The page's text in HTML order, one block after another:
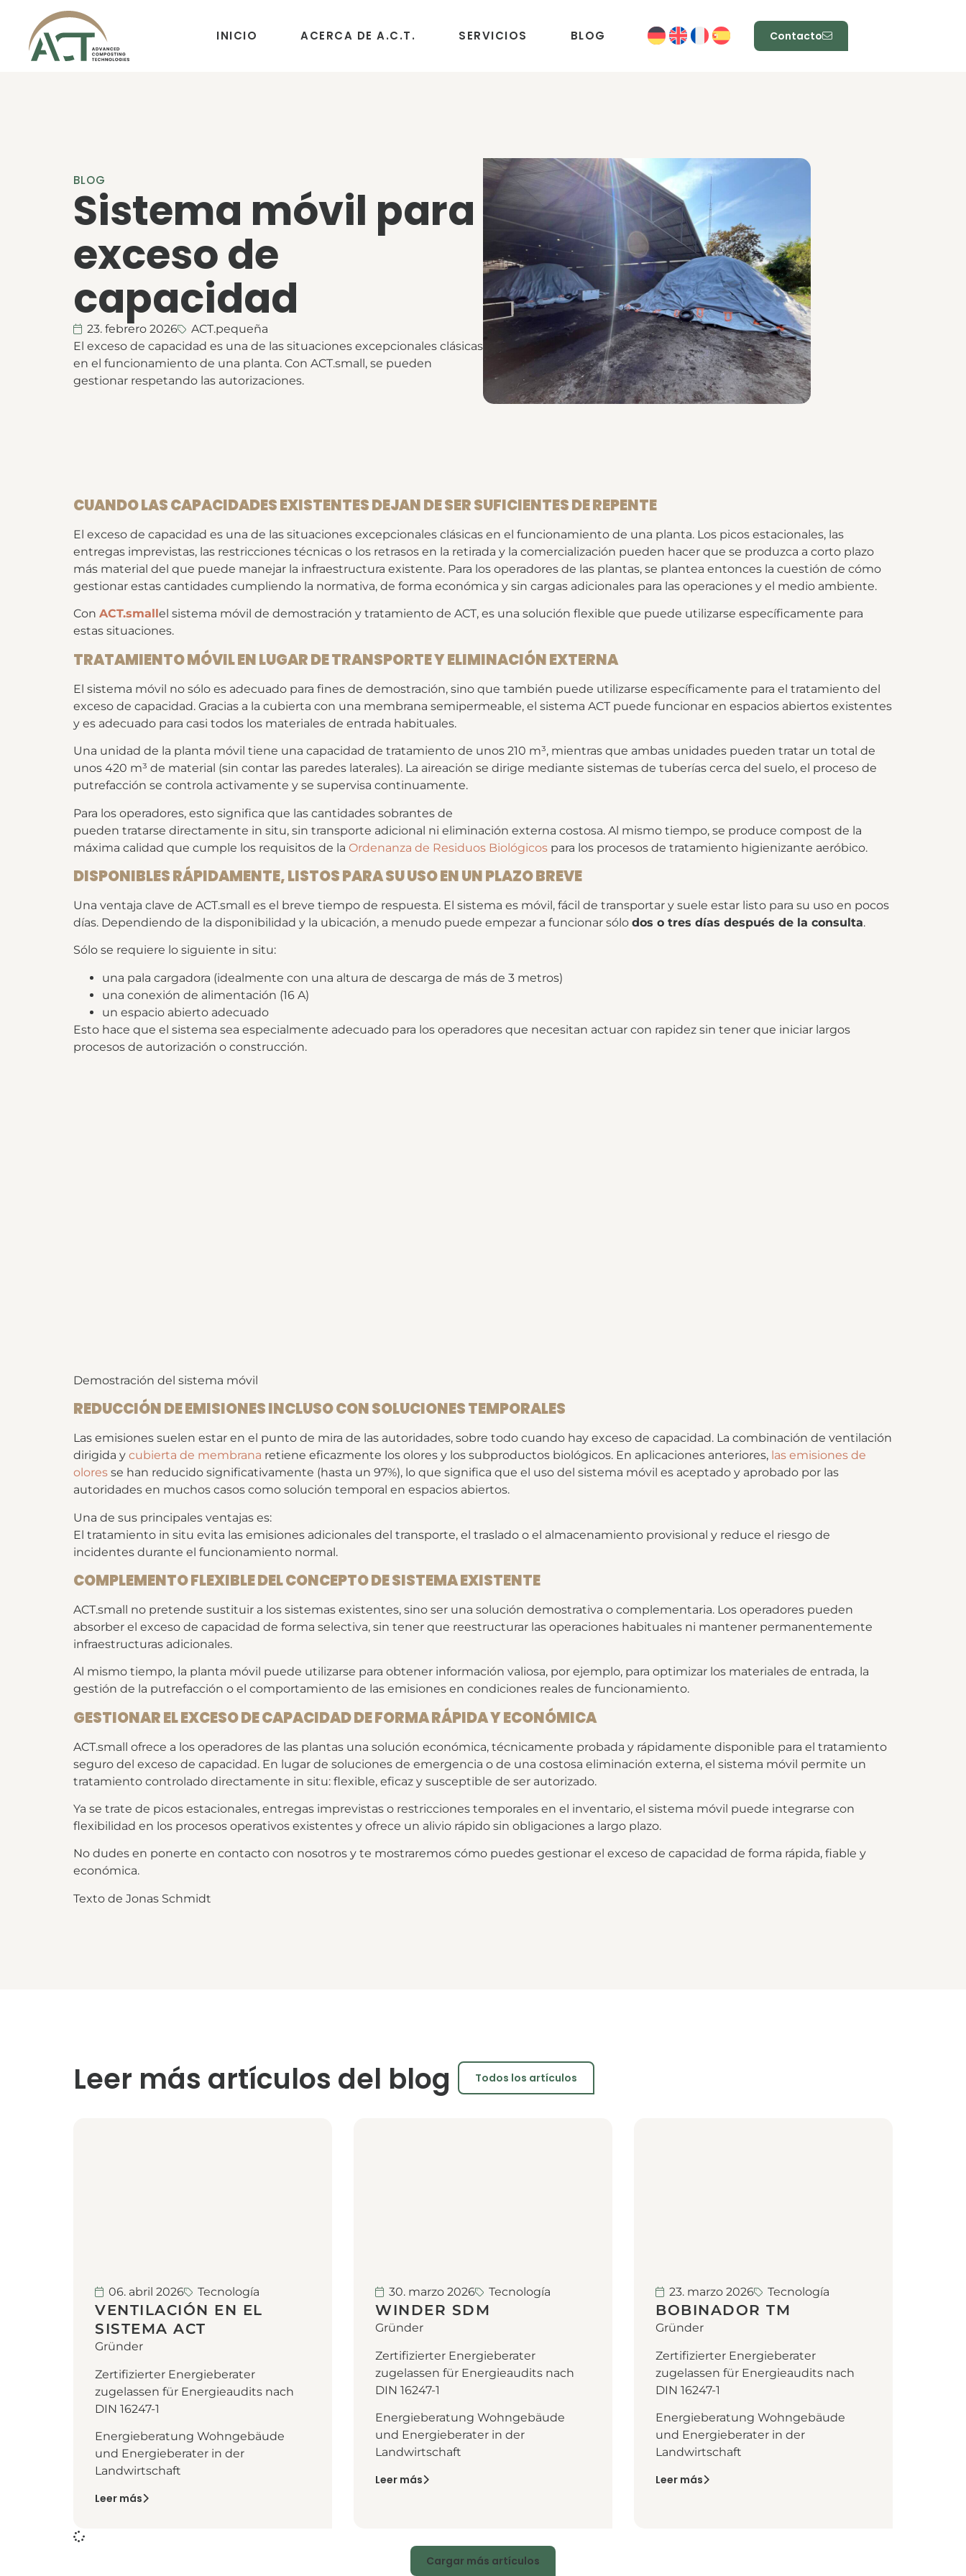
INICIO ACERCA DE A.C.T. SERVICIOS BLOG Contacto
BLOG
Sistema móvil para
exceso de
capacidad
23. febrero 2026
ACT.pequeña
El exceso de capacidad es una de las situaciones excepcionales clásicas
en el funcionamiento de una planta. Con ACT.small, se pueden
gestionar respetando las autorizaciones.
CUANDO LAS CAPACIDADES EXISTENTES DEJAN DE SER SUFICIENTES DE REPENTE
El exceso de capacidad es una de las situaciones excepcionales clásicas en el funcionamiento de una planta. Los picos estacionales, las
entregas imprevistas, las restricciones técnicas o los retrasos en la retirada y la comercialización pueden hacer que se produzca a corto plazo
más material del que puede manejar la infraestructura existente. Para los operadores de las plantas, se plantea entonces la cuestión de cómo
gestionar estas cantidades cumpliendo la normativa, de forma económica y sin cargas adicionales para las operaciones y el medio ambiente.
Con ACT.small el sistema móvil de demostración y tratamiento de ACT, es una solución flexible que puede utilizarse específicamente para
estas situaciones.
TRATAMIENTO MÓVIL EN LUGAR DE TRANSPORTE Y ELIMINACIÓN EXTERNA
El sistema móvil no sólo es adecuado para fines de demostración, sino que también puede utilizarse específicamente para el tratamiento del
exceso de capacidad. Gracias a la cubierta con una membrana semipermeable, el sistema ACT puede funcionar en espacios abiertos existentes
y es adecuado para casi todos los materiales de entrada habituales.
Una unidad de la planta móvil tiene una capacidad de tratamiento de unos 210 m³, mientras que ambas unidades pueden tratar un total de
unos 420 m³ de material (sin contar las paredes laterales). La aireación se dirige mediante sistemas de tuberías cerca del suelo, el proceso de
putrefacción se controla activamente y se supervisa continuamente.
Para los operadores, esto significa que las cantidades sobrantes de
pueden tratarse directamente in situ, sin transporte adicional ni eliminación externa costosa. Al mismo tiempo, se produce compost de la
máxima calidad que cumple los requisitos de la Ordenanza de Residuos Biológicos para los procesos de tratamiento higienizante aeróbico.
DISPONIBLES RÁPIDAMENTE, LISTOS PARA SU USO EN UN PLAZO BREVE
Una ventaja clave de ACT.small es el breve tiempo de respuesta. El sistema es móvil, fácil de transportar y suele estar listo para su uso en pocos
días. Dependiendo de la disponibilidad y la ubicación, a menudo puede empezar a funcionar sólo dos o tres días después de la consulta.
Sólo se requiere lo siguiente in situ:
una pala cargadora (idealmente con una altura de descarga de más de 3 metros)
una conexión de alimentación (16 A)
un espacio abierto adecuado
Esto hace que el sistema sea especialmente adecuado para los operadores que necesitan actuar con rapidez sin tener que iniciar largos
procesos de autorización o construcción.
Demostración del sistema móvil
REDUCCIÓN DE EMISIONES INCLUSO CON SOLUCIONES TEMPORALES
Las emisiones suelen estar en el punto de mira de las autoridades, sobre todo cuando hay exceso de capacidad. La combinación de ventilación
dirigida y cubierta de membrana retiene eficazmente los olores y los subproductos biológicos. En aplicaciones anteriores, las emisiones de
olores se han reducido significativamente (hasta un 97%), lo que significa que el uso del sistema móvil es aceptado y aprobado por las
autoridades en muchos casos como solución temporal en espacios abiertos.
Una de sus principales ventajas es:
El tratamiento in situ evita las emisiones adicionales del transporte, el traslado o el almacenamiento provisional y reduce el riesgo de
incidentes durante el funcionamiento normal.
COMPLEMENTO FLEXIBLE DEL CONCEPTO DE SISTEMA EXISTENTE
ACT.small no pretende sustituir a los sistemas existentes, sino ser una solución demostrativa o complementaria. Los operadores pueden
absorber el exceso de capacidad de forma selectiva, sin tener que reestructurar las operaciones habituales ni mantener permanentemente
infraestructuras adicionales.
Al mismo tiempo, la planta móvil puede utilizarse para obtener información valiosa, por ejemplo, para optimizar los materiales de entrada, la
gestión de la putrefacción o el comportamiento de las emisiones en condiciones reales de funcionamiento.
GESTIONAR EL EXCESO DE CAPACIDAD DE FORMA RÁPIDA Y ECONÓMICA
ACT.small ofrece a los operadores de las plantas una solución económica, técnicamente probada y rápidamente disponible para el tratamiento
seguro del exceso de capacidad. En lugar de soluciones de emergencia o de una costosa eliminación externa, el sistema móvil permite un
tratamiento controlado directamente in situ: flexible, eficaz y susceptible de ser autorizado.
Ya se trate de picos estacionales, entregas imprevistas o restricciones temporales en el inventario, el sistema móvil puede integrarse con
flexibilidad en los procesos operativos existentes y ofrece un alivio rápido sin obligaciones a largo plazo.
No dudes en ponerte en contacto con nosotros y te mostraremos cómo puedes gestionar el exceso de capacidad de forma rápida, fiable y
económica.
Texto de Jonas Schmidt
Leer más artículos del blog Todos los artículos
06. abril 2026 Tecnología
VENTILACIÓN EN EL
SISTEMA ACT
Gründer
Zertifizierter Energieberater
zugelassen für Energieaudits nach
DIN 16247-1
Energieberatung Wohngebäude
und Energieberater in der
Landwirtschaft
Leer más
30. marzo 2026 Tecnología
WINDER SDM
Gründer
Zertifizierter Energieberater
zugelassen für Energieaudits nach
DIN 16247-1
Energieberatung Wohngebäude
und Energieberater in der
Landwirtschaft
Leer más
23. marzo 2026 Tecnología
BOBINADOR TM
Gründer
Zertifizierter Energieberater
zugelassen für Energieaudits nach
DIN 16247-1
Energieberatung Wohngebäude
und Energieberater in der
Landwirtschaft
Leer más
Cargar más artículos